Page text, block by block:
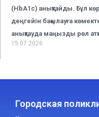
(HbA1c) анықтайды. Бұл
деңгейін бақылауға
анықтауда маңызды рөл
15.07.2026
Городская